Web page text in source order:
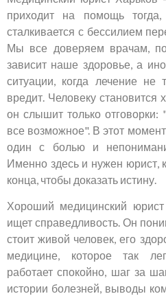
приходит на помощь
сталкивается с бессилием
Мы все доверяем врачам,
зависит наше здоровье, а
ситуации, когда лечение не
вредит. Человеку становится
он слышит только
все возможное". В этот
один с болью и
Именно здесь и нужен юрист,
конца, чтобы доказать истину.
Хороший медицинский
ищет справедливость. Он
стоит живой человек, его
медицине, которое так
работает спокойно, шаг за
истории болезней, выводы